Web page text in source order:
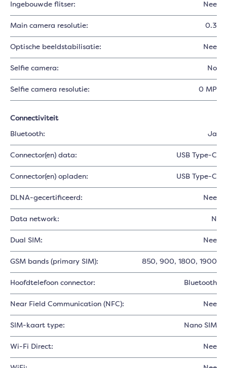
Ingebouwde flitser: Nee
Main camera resolutie: 0.3
Optische beeldstabilisatie: Nee
Selfie camera: No
Selfie camera resolutie: 0 MP
Connectiviteit
Bluetooth: Ja
Connector(en) data: USB Type-C
Connector(en) opladen: USB Type-C
DLNA-gecertificeerd: Nee
Data network: N
Dual SIM: Nee
GSM bands (primary SIM): 850, 900, 1800, 1900
Hoofdtelefoon connector: Bluetooth
Near Field Communication (NFC): Nee
SIM-kaart type: Nano SIM
Wi-Fi Direct: Nee